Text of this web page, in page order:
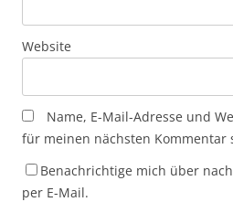
Website
Name, E-Mail-Adresse und
für meinen nächsten Kommentar
Benachrichtige mich über
per E-Mail.